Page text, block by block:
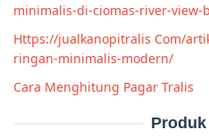
minimalis-di-ciomas-river-view-
Https://jualkanopitralis Com/
ringan-minimalis-modern/
Cara Menghitung Pagar Tralis